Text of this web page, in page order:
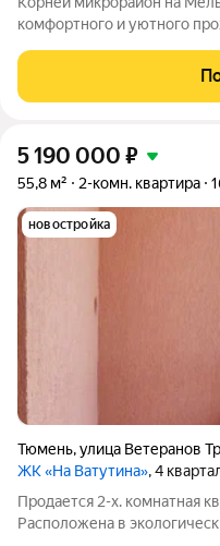
комфортного и уютного
продумать каждую деталь
при этом семейную
5 190 000 ₽
55,8 м² 2-комн. квартира
новостройка
Тюмень,улица Ветеранов
ЖК «На Ватутина», 4
Продается 2-х. комнатная
Расположена в